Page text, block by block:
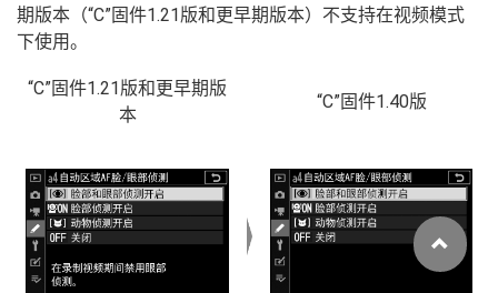
期版本（“C”固件1.21版和更早期版本）不支持在视频模式
下使用。
“C”固件1.21版和更早期版
本
“C”固件1.40版